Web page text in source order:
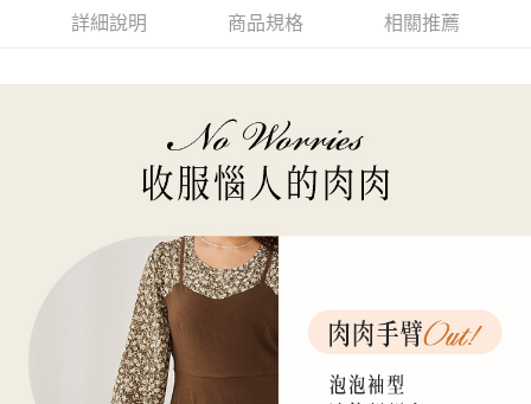
詳細說明 商品規格 相關推薦